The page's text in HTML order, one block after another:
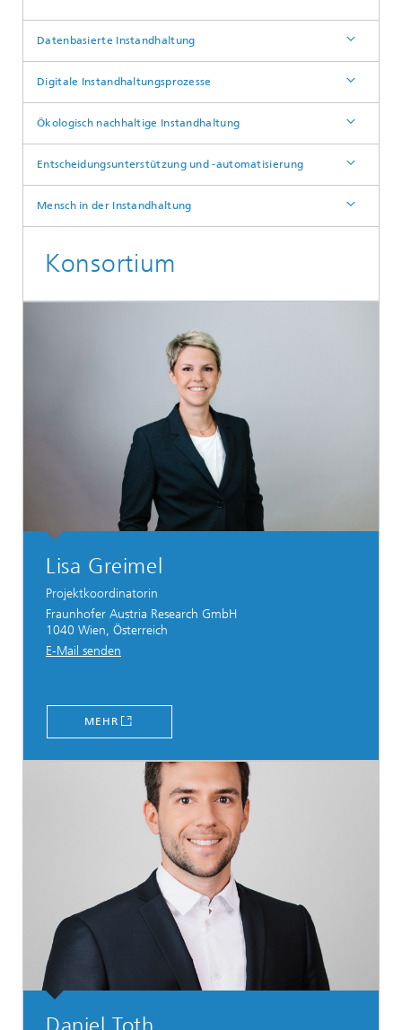
Datenbasierte Instandhaltung
Digitale Instandhaltungsprozesse
Ökologisch nachhaltige Instandhaltung
Entscheidungsunterstützung und -automatisierung
Mensch in der Instandhaltung
Konsortium
Lisa Greimel
Projektkoordinatorin
Fraunhofer Austria Research GmbH
1040 Wien, Österreich
E-Mail senden
MEHR